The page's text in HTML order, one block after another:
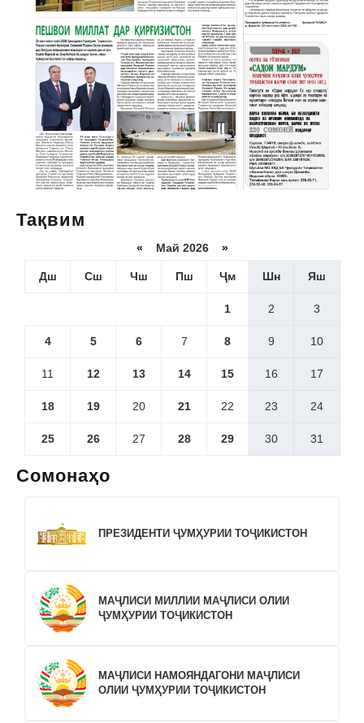
Тақвим
« Май 2026 »
Дш Сш Чш Пш Ҷм Шн Яш
1 2 3
4 5 6 7 8 9 10
11 12 13 14 15 16 17
18 19 20 21 22 23 24
25 26 27 28 29 30 31
Сомонаҳо
ПРЕЗИДЕНТИ ҶУМҲУРИИ ТОҶИКИСТОН
МАҶЛИСИ МИЛЛИИ МАҶЛИСИ ОЛИИ
ҶУМҲУРИИ ТОҶИКИСТОН
МАҶЛИСИ НАМОЯНДАГОНИ МАҶЛИСИ
ОЛИИ ҶУМҲУРИИ ТОҶИКИСТОН